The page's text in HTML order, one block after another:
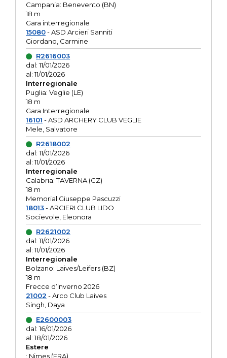
Campania: Benevento (BN)
18 m
Gara interregionale
15080- ASD Arcieri Sanniti
Giordano, Carmine
R2616003
dal: 11/01/2026
al: 11/01/2026
Interregionale
Puglia: Veglie (LE)
18 m
Gara Interregionale
16101 - ASD ARCHERY CLUB VEGLIE
Mele, Salvatore
R2618002
dal: 11/01/2026
al: 11/01/2026
Interregionale
Calabria: TAVERNA (CZ)
18 m
Memorial Giuseppe Pascuzzi
18013- ARCIERI CLUB LIDO
Socievole, Eleonora
R2621002
dal: 11/01/2026
al: 11/01/2026
Interregionale
Bolzano: Laives/Leifers (BZ)
18 m
Frecce d’inverno 2026
21002 - Arco Club Laives
Singh, Daya
E2600003
dal: 16/01/2026
al: 18/01/2026
Estere
: Nimes (FRA)